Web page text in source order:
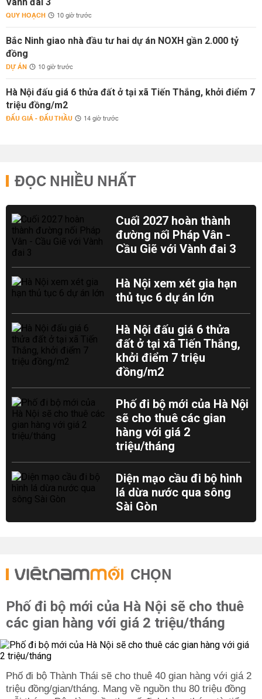
QUY HOẠCH 10 giờ trước
Bắc Ninh giao nhà đầu tư hai dự án NOXH gần 2.000 tỷ
đồng
DỰ ÁN 10 giờ trước
Hà Nội đấu giá 6 thửa đất ở tại xã Tiến Thắng, khởi điểm 7
triệu đồng/m2
ĐẤU GIÁ - ĐẤU THẦU 14 giờ trước
ĐỌC NHIỀU NHẤT
Cuối 2027 hoàn thành
đường nối Pháp Vân -
Cầu Giẽ với Vành đai 3
Hà Nội xem xét gia hạn
thủ tục 6 dự án lớn
Hà Nội đấu giá 6 thửa
đất ở tại xã Tiến Thắng,
khởi điểm 7 triệu
đồng/m2
Phố đi bộ mới của Hà Nội
sẽ cho thuê các gian
hàng với giá 2
triệu/tháng
Diện mạo cầu đi bộ hình
lá dừa nước qua sông
Sài Gòn
CHỌN
Phố đi bộ mới của Hà Nội sẽ cho thuê
các gian hàng với giá 2 triệu/tháng
Phố đi bộ Thành Thái sẽ cho thuê 40 gian hàng với giá 2
triệu đồng/gian/tháng. Mang về nguồn thu 80 triệu đồng